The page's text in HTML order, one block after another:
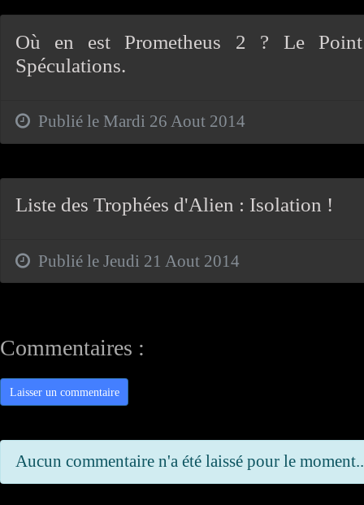
Où en est Prometheus 2 ? Le
Spéculations.
Publié le Mardi 26 Aout 2014
Liste des Trophées d'Alien : Isolation !
Publié le Jeudi 21 Aout 2014
Commentaires :
Laisser un commentaire
Aucun commentaire n'a été laissé pour le